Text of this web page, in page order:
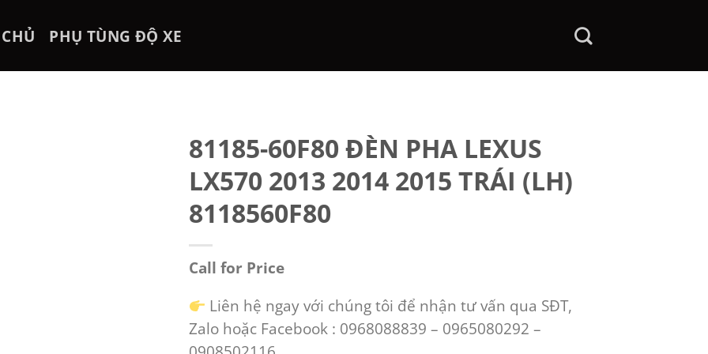
PHỤ TÙNG ĐỘ XE
81185-60F80 ĐÈN PHA LEXUS
LX570 2013 2014 2015 TRÁI (LH)
8118560F80
Call for Price
Liên hệ ngay với chúng tôi để nhận tư vấn qua SĐT,
Zalo hoặc Facebook : 0968088839 – 0965080292 –